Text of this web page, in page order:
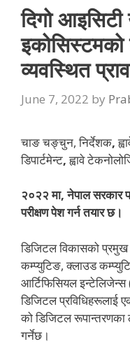
दिगो
व्यवस्थित
June 7, 2022 by
चाङ चङ्चुन, निर्देशक,
डिपार्टमेन्ट,ह्वावे
२०२२ मा, नेपाल सरकार
परीक्षण पेश गर्न तयार छ।
डिजिटल विकासको
कम्प्युटिङ, क्लाउड
आर्टिफिसियल
डिजिटल प्रविधिहरूलाई
को डिजिटल रूपान्तरणका
गर्नेछ।